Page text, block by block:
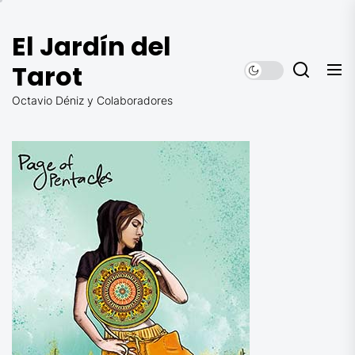
contenido
El Jardín del
Tarot
Octavio Déniz y Colaboradores